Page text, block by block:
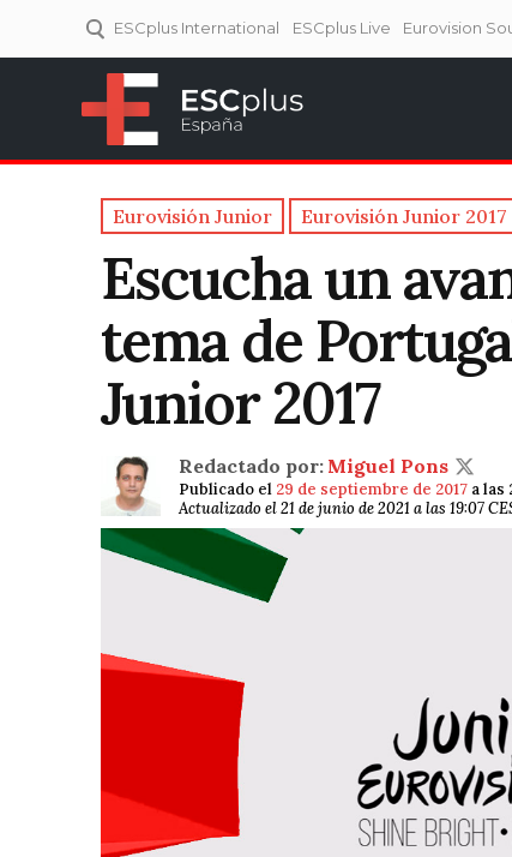
ESCplus International ESCplus Live Eurovision
Eurovisión Junior Eurovisión Junior 2017
Escucha un
tema de
Junior 2017
Redactado por: Miguel Pons
Publicado el 29 de septiembre de 2017 a las
Actualizado el 21 de junio de 2021 a las 19:07